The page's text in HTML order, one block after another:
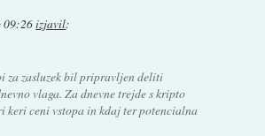
09:26izjavil:
za zasluzek bil pripravljen deliti
vlaga. Za dnevne trejde s kripto
keri ceni vstopa in kdaj ter potencialna